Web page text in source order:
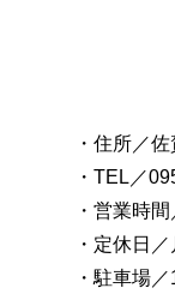
・住所／
・TEL／
・営業時
・定休日
・駐車場／